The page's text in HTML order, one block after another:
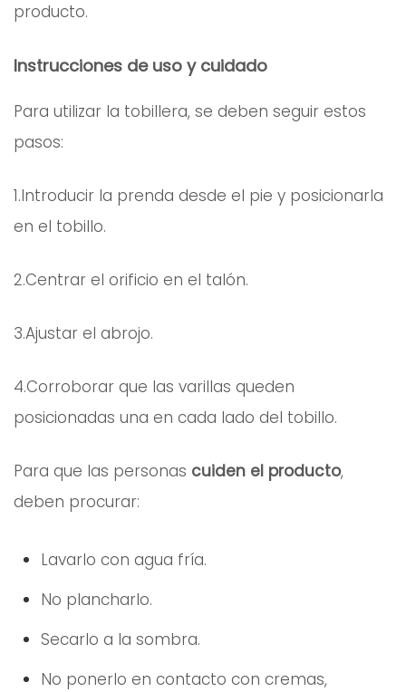
producto.
Instrucciones de uso y cuidado
Para utilizar la tobillera, se deben seguir estos
pasos:
1.Introducir la prenda desde el pie y posicionarla
en el tobillo.
2.Centrar el orificio en el talón.
3.Ajustar el abrojo.
4.Corroborar que las varillas queden
posicionadas una en cada lado del tobillo.
Para que las personas cuiden el producto,
deben procurar:
Lavarlo con agua fría.
No plancharlo.
Secarlo a la sombra.
No ponerlo en contacto con cremas,